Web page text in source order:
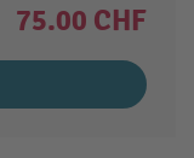
75.00 CHF